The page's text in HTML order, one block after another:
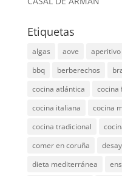
Etiquetas
algas aove aperitivo
bbq
berberechos
cocina atlántica
cocina
cocina italiana
cocina
cocina tradicional
comer en coruña
dieta mediterránea